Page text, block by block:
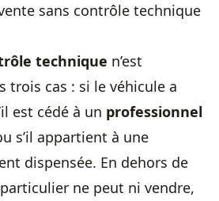
sans contrôle technique
technique n’est
trois cas : si le véhicule a
est cédé à un professionnel
s’il appartient à une
dispensée. En dehors de
ne peut ni vendre,